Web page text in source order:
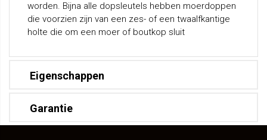
worden. Bijna alle dopsleutels hebben moerdoppen
die voorzien zijn van een zes- of een twaalfkantige
holte die om een moer of boutkop sluit
Eigenschappen
Garantie